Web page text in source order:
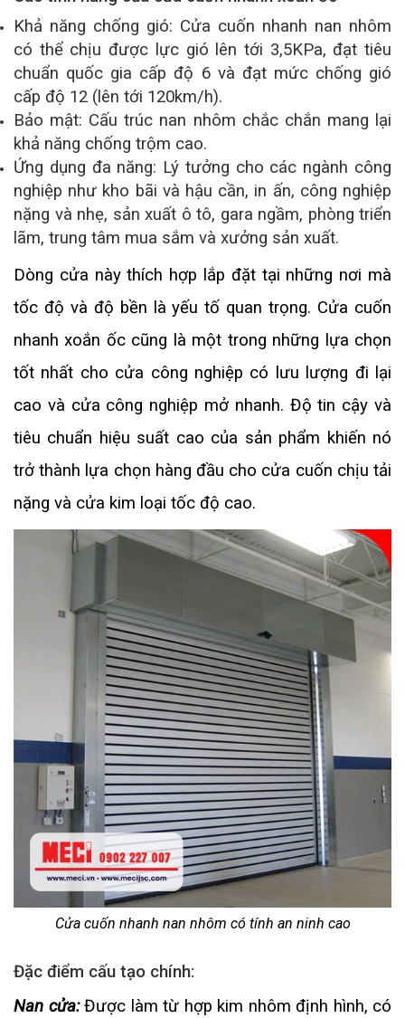
Khả năng chống gió: Cửa cuốn nhanh nan nhôm
có thể chịu được lực gió lên tới 3,5KPa, đạt tiêu
chuẩn quốc gia cấp độ 6 và đạt mức chống gió
cấp độ 12 (lên tới 120km/h).
Bảo mật: Cấu trúc nan nhôm chắc chắn mang lại
khả năng chống trộm cao.
Ứng dụng đa năng: Lý tưởng cho các ngành công
nghiệp như kho bãi và hậu cần, in ấn, công nghiệp
nặng và nhẹ, sản xuất ô tô, gara ngầm, phòng triển
lãm, trung tâm mua sắm và xưởng sản xuất.
Dòng cửa này thích hợp lắp đặt tại những nơi mà
tốc độ và độ bền là yếu tố quan trọng. Cửa cuốn
nhanh xoắn ốc cũng là một trong những lựa chọn
tốt nhất cho cửa công nghiệp có lưu lượng đi lại
cao và cửa công nghiệp mở nhanh. Độ tin cậy và
tiêu chuẩn hiệu suất cao của sản phẩm khiến nó
trở thành lựa chọn hàng đầu cho cửa cuốn chịu tải
nặng và cửa kim loại tốc độ cao.
Cửa cuốn nhanh nan nhôm có tính an ninh cao
Đặc điểm cấu tạo chính:
Nan cửa:Được làm từ hợp kim nhôm định hình, có